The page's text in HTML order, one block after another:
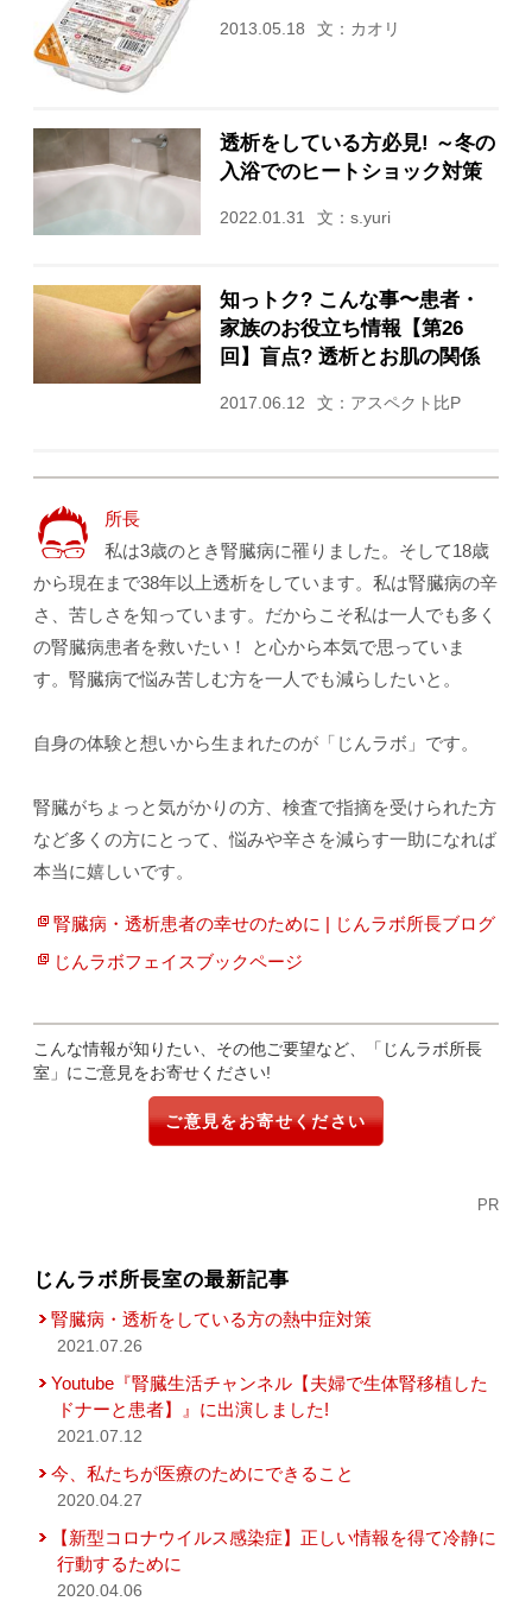
2013.05.18 文：カオリ
透析をしている方必見! ～冬の
入浴でのヒートショック対策
2022.01.31 文：s.yuri
知っトク? こんな事〜患者・
家族のお役立ち情報【第26
回】盲点? 透析とお肌の関係
2017.06.12 文：アスペクト比P
所長
私は3歳のとき腎臓病に罹りました。そして18歳
から現在まで38年以上透析をしています。私は腎臓病の辛
さ、苦しさを知っています。だからこそ私は一人でも多く
の腎臓病患者を救いたい！ と心から本気で思っていま
す。腎臓病で悩み苦しむ方を一人でも減らしたいと。
自身の体験と想いから生まれたのが「じんラボ」です。
腎臓がちょっと気がかりの方、検査で指摘を受けられた方
など多くの方にとって、悩みや辛さを減らす一助になれば
本当に嬉しいです。
腎臓病・透析患者の幸せのために | じんラボ所長ブログ
じんラボフェイスブックページ
こんな情報が知りたい、その他ご要望など、「じんラボ所長
室」にご意見をお寄せください!
ご意見をお寄せください
PR
じんラボ所長室の最新記事
腎臓病・透析をしている方の熱中症対策
2021.07.26
Youtube『腎臓生活チャンネル【夫婦で生体腎移植した
ドナーと患者】』に出演しました!
2021.07.12
今、私たちが医療のためにできること
2020.04.27
【新型コロナウイルス感染症】正しい情報を得て冷静に
行動するために
2020.04.06